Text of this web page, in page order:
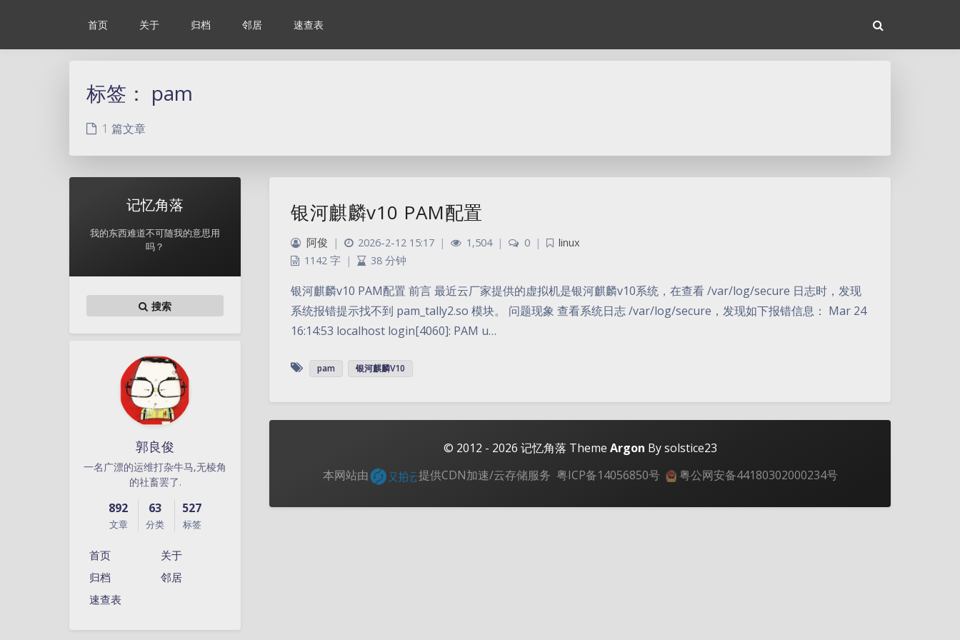
首页 关于 归档 邻居 速查表
标签： pam
1 篇文章
记忆角落
我的东西难道不可随我的意思用
吗？
搜索
郭良俊
一名广漂的运维打杂牛马,无棱角
的社畜罢了.
892
文章
63
分类
527
标签
首页
关于
归档
邻居
速查表
银河麒麟v10 PAM配置
阿俊 | 2026-2-12 15:17 | 1,504 | 0 |
linux
1142 字 | 38 分钟
银河麒麟v10 PAM配置 前言 最近云厂家提供的虚拟机是银河麒麟v10系统，在查看 /var/log/secure 日志时，发现
系统报错提示找不到 pam_tally2.so 模块。 问题现象 查看系统日志 /var/log/secure，发现如下报错信息： Mar 24
16:14:53 localhost login[4060]: PAM u…
pam 银河麒麟V10
© 2012 - 2026 记忆角落 Theme Argon By solstice23
本网站由
提供CDN加速/云存储服务 粤ICP备14056850号 粤公网安备44180302000234号